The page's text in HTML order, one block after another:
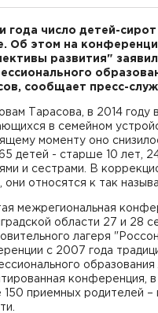
года число детей-
Об этом на
развития"
сообщает пресс-
Тарасова, в 2014 году
в семейном
моменту оно
детей - старше 10 лет,
и сестрами. В
они относятся к так
межрегиональная
области 27 и 28
лагеря
с 2007 года
конференция,
150 приемных родителей –